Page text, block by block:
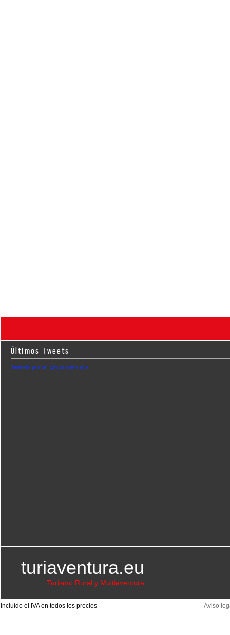
Últimos Tweets
Tweets por el @turiaventura.
turiaventura.eu
Turismo Rural y Multiaventura
Incluído el IVA en todos los precios Aviso